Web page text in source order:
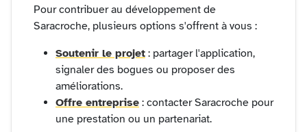
Pour contribuer au développement de
Saracroche, plusieurs options s'offrent à vous :
Soutenir le projet : partager l'application,
signaler des bogues ou proposer des
améliorations.
Offre entreprise : contacter Saracroche pour
une prestation ou un partenariat.